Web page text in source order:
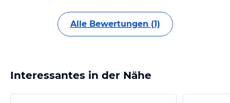
Alle Bewertungen (1)
Interessantes in der Nähe